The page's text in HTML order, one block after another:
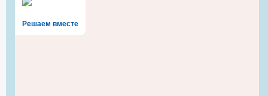
Решаем вместе